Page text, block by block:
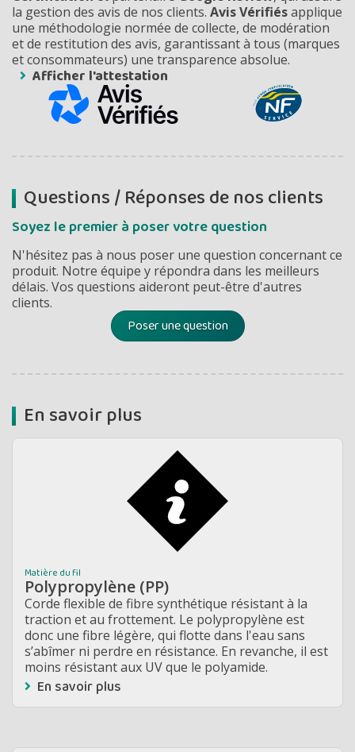
la gestion des avis de nos clients. Avis Vérifiésapplique
une méthodologie normée de collecte, de modération
et de restitution des avis, garantissant à tous (marques
et consommateurs) une transparence absolue.
Afficher l'attestation
Questions / Réponses de nos clients
Soyez le premier à poser votre question
N'hésitez pas à nous poser une question concernant ce
produit. Notre équipe y répondra dans les meilleurs
délais. Vos questions aideront peut-être d'autres
clients.
Poser une question
En savoir plus
Matière du fil
Polypropylène (PP)
Corde flexible de fibre synthétique résistant à la
traction et au frottement. Le polypropylène est
donc une fibre légère, qui flotte dans l'eau sans
s’abîmer ni perdre en résistance. En revanche, il est
moins résistant aux UV que le polyamide.
En savoir plus